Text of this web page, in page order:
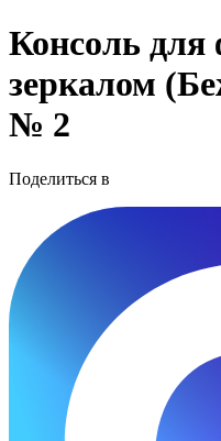
Консоль для
зеркалом
№ 2
Поделиться в